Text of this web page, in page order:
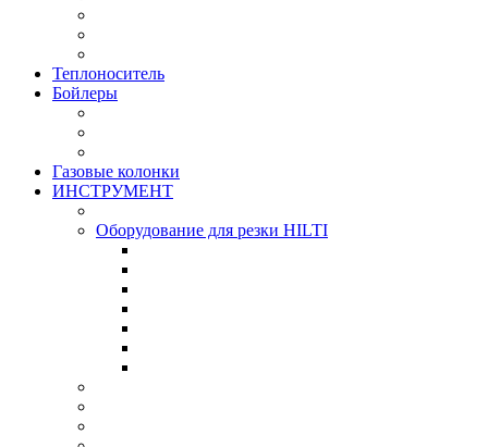
Теплоноситель
Бойлеры
Газовые колонки
ИНСТРУМЕНТ
Оборудование для резки HILTI